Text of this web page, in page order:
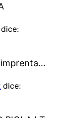
dice:
dice: